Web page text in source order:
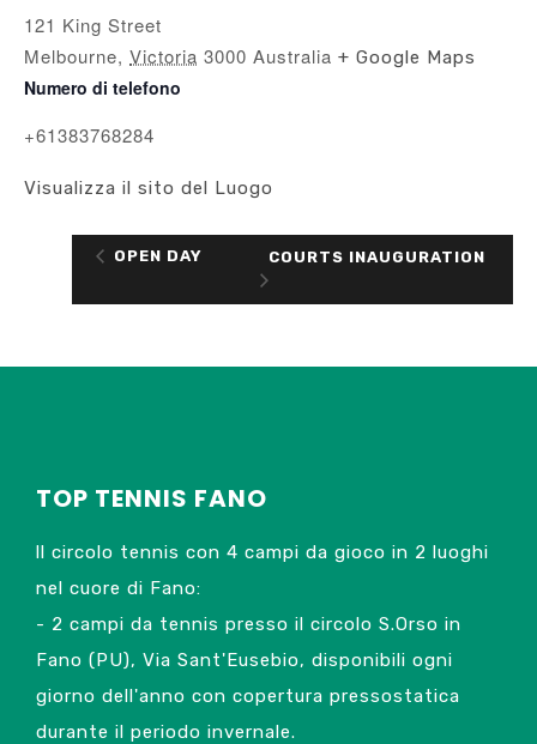
121 King Street
Melbourne, Victoria 3000 Australia + Google Maps
Numero di telefono
+61383768284
Visualizza il sito del Luogo
OPEN DAY COURTS INAUGURATION
TOP TENNIS FANO
ll circolo tennis con 4 campi da gioco in 2 luoghi
nel cuore di Fano:
- 2 campi da tennis presso il circolo S.Orso in
Fano (PU), Via Sant'Eusebio, disponibili ogni
giorno dell'anno con copertura pressostatica
durante il periodo invernale.